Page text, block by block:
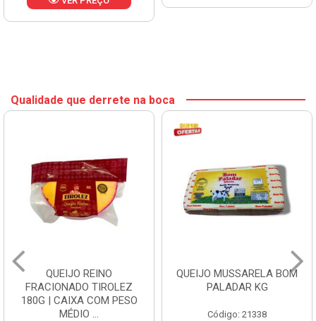
Qualidade que derrete na boca
QUEIJO REINO
FRACIONADO TIROLEZ
180G | CAIXA COM PESO
MÉDIO ...
QUEIJO MUSSARELA BOM
PALADAR KG
Código: 21338